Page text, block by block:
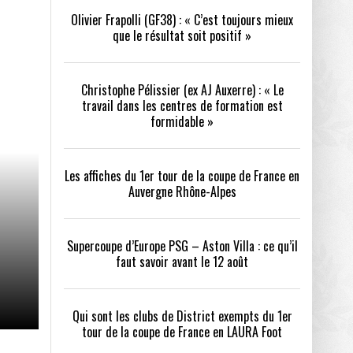
a tenu toutes ses promesses - 04/07/2026
PSG – ASTON VILLA :
AVANT LE 12 AOÛT
QUI SONT LES CLUBS DE DISTRICT EXEMPTS
DU 1ER TOUR DE LA COUPE DE FRANCE EN
LAURA FOOT
Olivier Frapolli (GF38) : « C’est toujours mieux
que le résultat soit positif »
Christophe Pélissier (ex AJ Auxerre) : « Le
travail dans les centres de formation est
formidable »
Les affiches du 1er tour de la coupe de France en
Auvergne Rhône-Alpes
Supercoupe d’Europe PSG – Aston Villa : ce qu’il
faut savoir avant le 12 août
Qui sont les clubs de District exempts du 1er
tour de la coupe de France en LAURA Foot